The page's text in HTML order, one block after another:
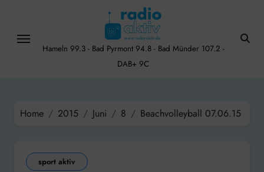
content
Hameln 99.3 - Bad Pyrmont 94.8 - Bad Münder 107.2 -
DAB+ 9C
Home 2015 Juni 8 Beachvolleyball 07.06.15
sport aktiv